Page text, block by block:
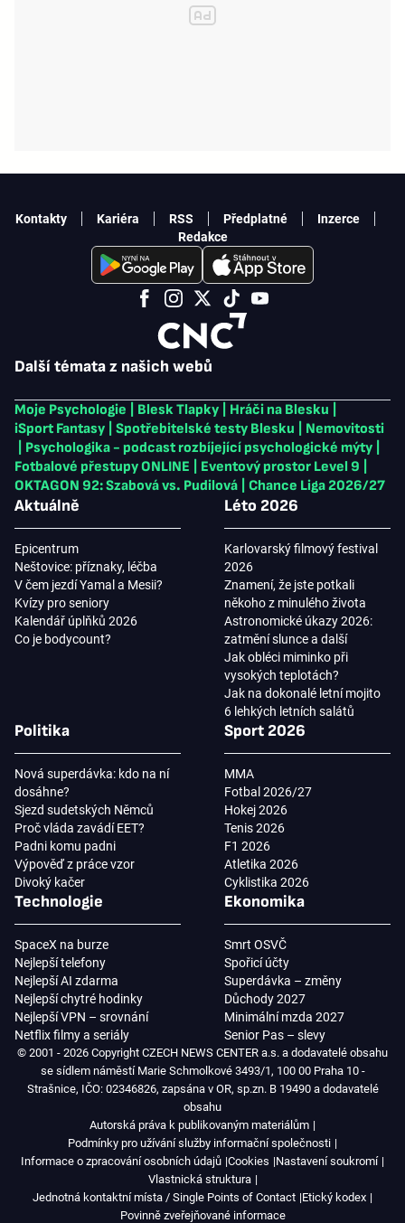
Další témata z našich webů
Moje Psychologie Blesk Tlapky Hráči na Blesku
iSport Fantasy
Spotřebitelské testy Blesku
Nemovitosti
Psychologika - podcast rozbíjející psychologické mýty
Fotbalové přestupy ONLINE
Eventový prostor Level 9
OKTAGON 92: Szabová vs. Pudilová
Chance Liga 2026/27
Aktuálně
Epicentrum
Neštovice: příznaky, léčba
V čem jezdí Yamal a Mesii?
Kvízy pro seniory
Kalendář úplňků 2026
Co je bodycount?
Léto 2026
Karlovarský filmový festival
2026
Znamení, že jste potkali
někoho z minulého života
Astronomické úkazy 2026:
zatmění slunce a další
Jak obléci miminko při
vysokých teplotách?
Jak na dokonalé letní mojito
6 lehkých letních salátů
Politika
Nová superdávka: kdo na ní
dosáhne?
Sjezd sudetských Němců
Proč vláda zavádí EET?
Padni komu padni
Výpověď z práce vzor
Divoký kačer
Sport 2026
MMA
Fotbal 2026/27
Hokej 2026
Tenis 2026
F1 2026
Atletika 2026
Cyklistika 2026
Technologie
SpaceX na burze
Nejlepší telefony
Nejlepší AI zdarma
Nejlepší chytré hodinky
Nejlepší VPN – srovnání
Netflix filmy a seriály
Ekonomika
Smrt OSVČ
Spořicí účty
Superdávka – změny
Důchody 2027
Minimální mzda 2027
Senior Pas – slevy
Kontakty Kariéra RSS Předplatné
Inzerce
Redakce
© 2001 - 2026 Copyright CZECH NEWS CENTER a.s. a dodavatelé obsahu
se sídlem náměstí Marie Schmolkové 3493/1, 100 00 Praha 10 -
Strašnice, IČO: 02346826, zapsána v OR, sp.zn. B 19490 a dodavatelé
obsahu
Autorská práva k publikovaným materiálům
Podmínky pro užívání služby informační společnosti
Informace o zpracování osobních údajů Cookies Nastavení soukromí
Vlastnická struktura
Jednotná kontaktní místa / Single Points of Contact Etický kodex
Povinně zveřejňované informace